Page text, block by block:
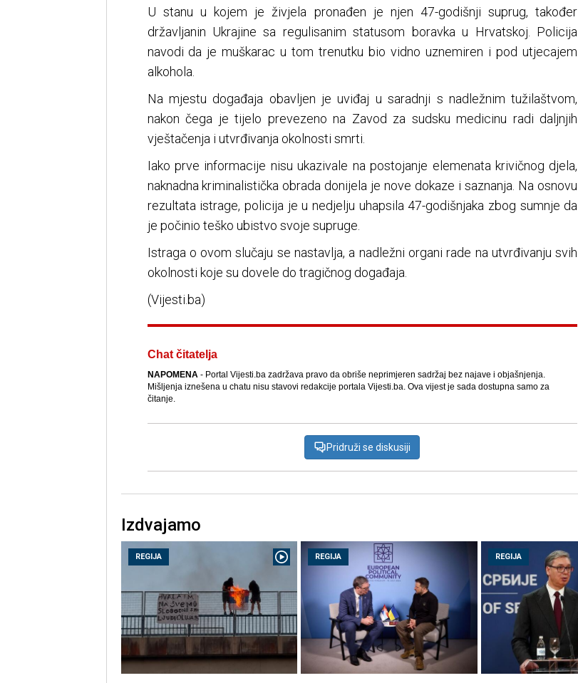
U stanu u kojem je živjela pronađen je njen 47-godišnji suprug, također
državljanin Ukrajine sa regulisanim statusom boravka u Hrvatskoj. Policija
navodi da je muškarac u tom trenutku bio vidno uznemiren i pod utjecajem
alkohola.
Na mjestu događaja obavljen je uviđaj u saradnji s nadležnim tužilaštvom,
nakon čega je tijelo prevezeno na Zavod za sudsku medicinu radi daljnjih
vještačenja i utvrđivanja okolnosti smrti.
Iako prve informacije nisu ukazivale na postojanje elemenata krivičnog djela,
naknadna kriminalistička obrada donijela je nove dokaze i saznanja. Na osnovu
rezultata istrage, policija je u nedjelju uhapsila 47-godišnjaka zbog sumnje da
je počinio teško ubistvo svoje supruge.
Istraga o ovom slučaju se nastavlja, a nadležni organi rade na utvrđivanju svih
okolnosti koje su dovele do tragičnog događaja.
(Vijesti.ba)
Chat čitatelja
NAPOMENA- Portal Vijesti.ba zadržava pravo da obriše neprimjeren sadržaj bez najave i objašnjenja.
Mišljenja iznešena u chatu nisu stavovi redakcije portala Vijesti.ba. Ova vijest je sada dostupna samo za
čitanje.
Pridruži se diskusiji
Izdvajamo
REGIJA REGIJA REGIJA